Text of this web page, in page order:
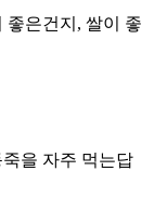
좋은건지, 쌀이 좋
을 자주 먹는답